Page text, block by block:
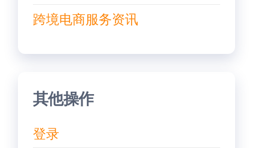
跨境电商服务资讯
其他操作
登录